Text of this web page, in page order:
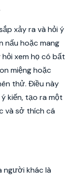
xảy ra và hỏi ý
nấu hoặc mang
xem họ có bất
miệng hoặc
thử. Điều này
kiến, tạo ra một
và sở thích cá
người khác là